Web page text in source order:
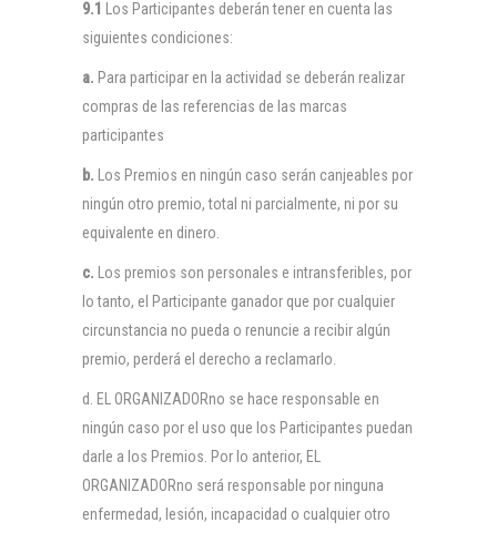
9.1
Los Participantes deberán tener en cuenta las
siguientes condiciones:
a. Para participar en la actividad se deberán realizar
compras de las referencias de las marcas
participantes
b.
Los Premios en ningún caso serán canjeables por
ningún otro premio, total ni parcialmente, ni por su
equivalente en dinero.
c.
Los premios son personales e intransferibles, por
lo tanto, el Participante ganador que por cualquier
circunstancia no pueda o renuncie a recibir algún
premio, perderá el derecho a reclamarlo.
d. EL ORGANIZADORno se hace responsable en
ningún caso por el uso que los Participantes puedan
darle a los Premios. Por lo anterior, EL
ORGANIZADORno será responsable por ninguna
enfermedad, lesión, incapacidad o cualquier otro